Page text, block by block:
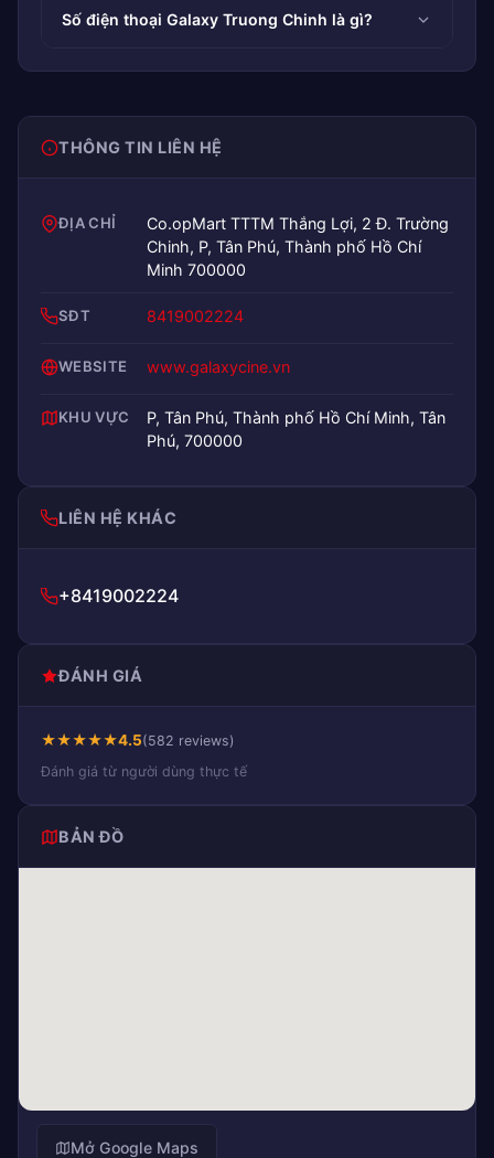
Số điện thoại Galaxy Truong Chinh là gì?
THÔNG TIN LIÊN HỆ
ĐỊA CHỈ
Co.opMart TTTM Thắng Lợi, 2 Đ. Trường
Chinh, P, Tân Phú, Thành phố Hồ Chí
Minh 700000
SĐT 8419002224
WEBSITE www.galaxycine.vn
KHU VỰC
P, Tân Phú, Thành phố Hồ Chí Minh, Tân
Phú, 700000
LIÊN HỆ KHÁC
+8419002224
ĐÁNH GIÁ
★★★★★4.5(582 reviews)
Đánh giá từ người dùng thực tế
BẢN ĐỒ
Mở Google Maps